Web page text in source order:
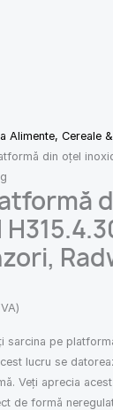
Alimente, Cereale
din oțel
sarcina pe
lucru se
Veți aprecia
de formă